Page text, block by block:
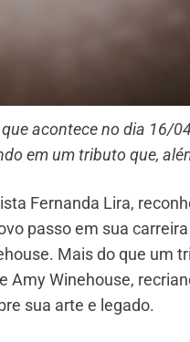
acontece no dia 16/
em um tributo que,
Fernanda Lira,
passo em sua
Mais do que um
Amy Winehouse,
sua arte e legado.